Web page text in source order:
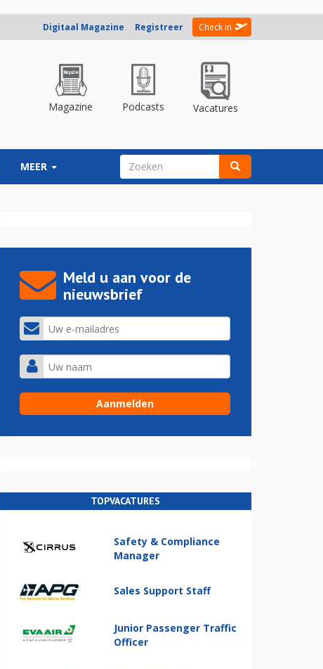
Digitaal Magazine Registreer Check in
Magazine Podcasts Vacatures
MEER ZOEKVELD
Meld u aan voor de
nieuwsbrief
TOPVACATURES
Safety & Compliance
Manager
Sales Support Staff
Junior Passenger Traffic
Officer